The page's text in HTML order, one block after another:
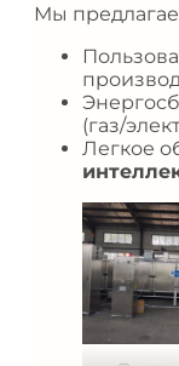
Мы
(газ/
Легкое